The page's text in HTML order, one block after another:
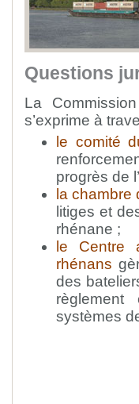
Questions
La
s’exprime à
le comité
progrès de
la chambre
litiges et
rhénane ;
le Centre
rhénans
des
règlement
systèmes